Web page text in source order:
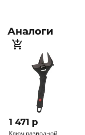
Аналоги
1 471 p
Ключ разводной